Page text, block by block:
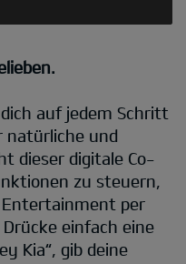
auf jedem Schritt
natürliche und
dieser digitale Co-
zu steuern,
Entertainment per
einfach eine
Kia“, gib deine